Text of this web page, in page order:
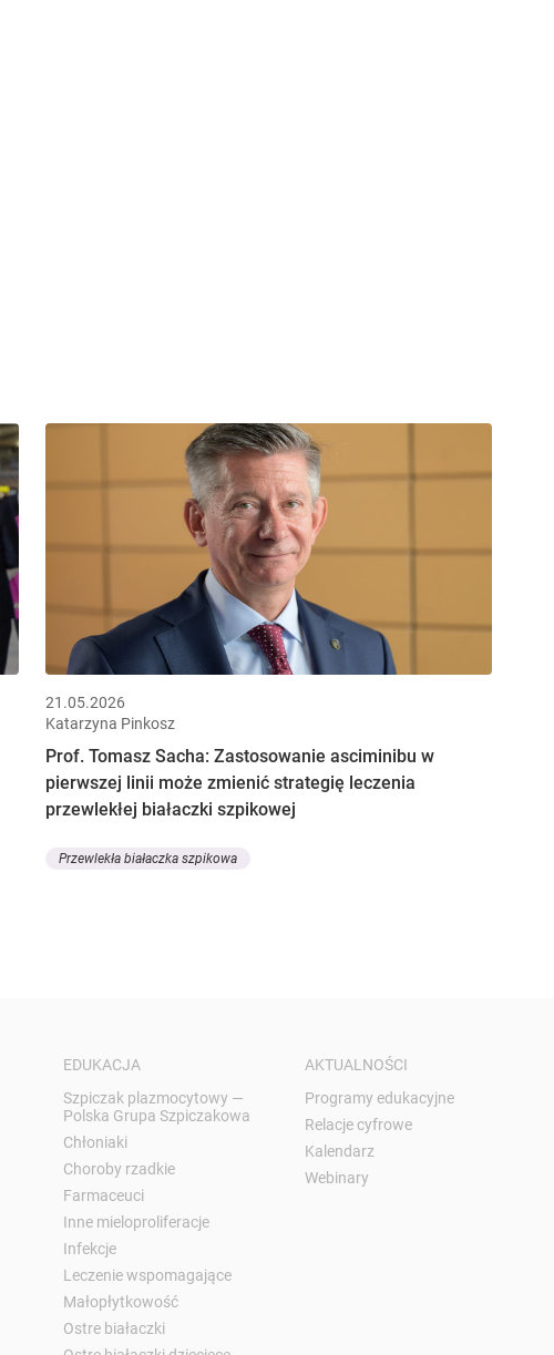
21.05.2026
Katarzyna Pinkosz
Prof. Tomasz Sacha: Zastosowanie asciminibu w
pierwszej linii może zmienić strategię leczenia
przewlekłej białaczki szpikowej
Przewlekła białaczka szpikowa
EDUKACJA
Szpiczak plazmocytowy —
Polska Grupa Szpiczakowa
Chłoniaki
Choroby rzadkie
Farmaceuci
Inne mieloproliferacje
Infekcje
Leczenie wspomagające
Małopłytkowość
Ostre białaczki
AKTUALNOŚCI
Programy edukacyjne
Relacje cyfrowe
Kalendarz
Webinary